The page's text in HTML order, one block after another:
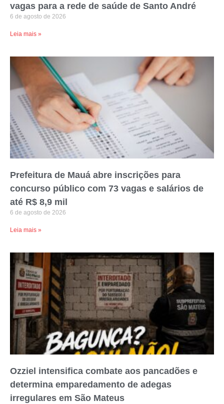
vagas para a rede de saúde de Santo André
6 de agosto de 2026
Leia mais »
Prefeitura de Mauá abre inscrições para
concurso público com 73 vagas e salários de
até R$ 8,9 mil
6 de agosto de 2026
Leia mais »
Ozziel intensifica combate aos pancadões e
determina emparedamento de adegas
irregulares em São Mateus